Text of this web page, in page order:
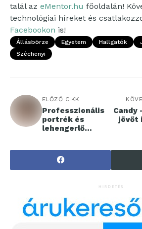
talál az eMentor.hu főoldalán!
technológiai híreket és
Facebookon is!
Állásbörze Egyetem Hallgatók
Széchenyi
ELŐZŐ CIKK
Professzionális
portrék és
lehengerlő
vivo V50 széria
Candy
jövőt
HIRDETÉS